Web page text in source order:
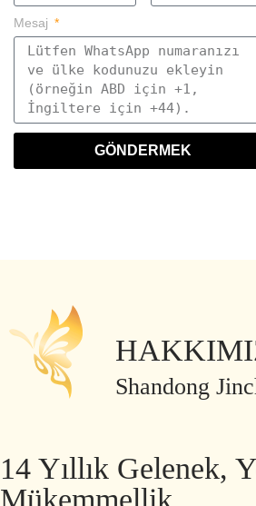
Mesaj
GÖNDERMEK
Shandong
14 Yıllık Gelenek,
Mükemmellik.